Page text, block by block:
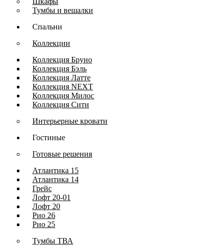
Тумбы и вешалки
Спальни
Коллекции
Коллекция Бруно
Коллекция Бэль
Коллекция Латте
Коллекция NEXT
Коллекция Милос
Коллекция Сити
Интерьерные кровати
Гостиные
Готовые решения
Атлантика 15
Атлантика 14
Грейс
Лофт 20-01
Лофт 20
Рио 26
Рио 25
Тумбы ТВА